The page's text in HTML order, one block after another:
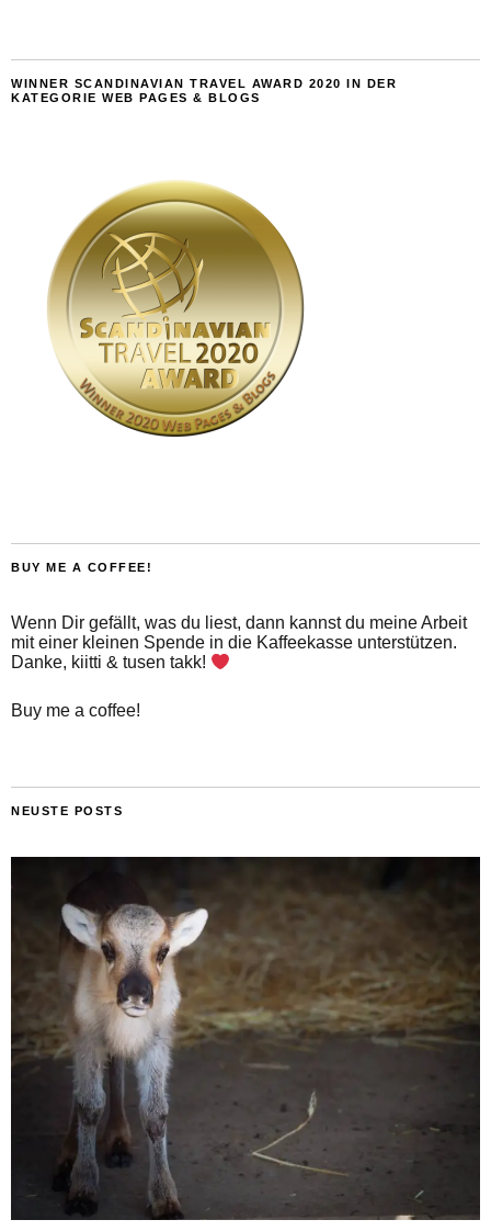
WINNER SCANDINAVIAN TRAVEL AWARD 2020 IN DER
KATEGORIE WEB PAGES & BLOGS
BUY ME A COFFEE!
Wenn Dir gefällt, was du liest, dann kannst du meine Arbeit
mit einer kleinen Spende in die Kaffeekasse unterstützen.
Danke, kiitti & tusen takk!
Buy me a coffee!
NEUSTE POSTS